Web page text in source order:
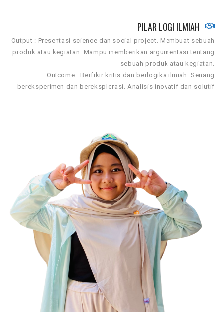
PILAR LOGI ILMIAH
Output : Presentasi science dan social project. Membuat sebuah
produk atau kegiatan. Mampu memberikan argumentasi tentang
sebuah produk atau kegiatan.
Outcome : Berfikir kritis dan berlogika ilmiah. Senang
bereksperimen dan bereksplorasi. Analisis inovatif dan solutif